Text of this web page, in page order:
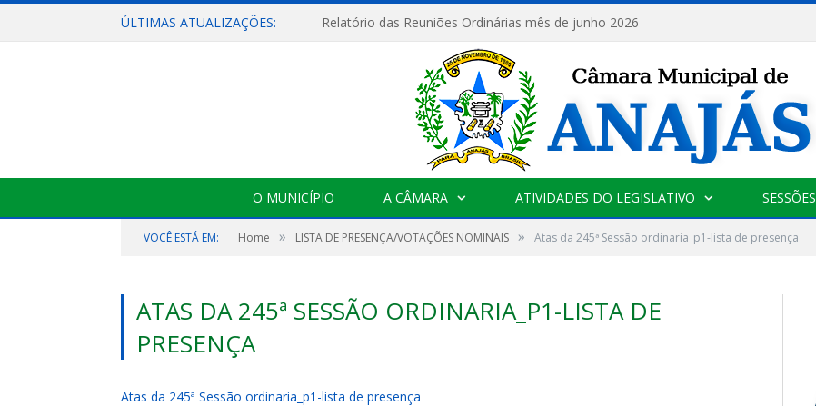
ÚLTIMAS ATUALIZAÇÕES: Relatório das Reuniões Ordinárias mês de junho 2026
O MUNICÍPIO A CÂMARA ATIVIDADES DO LEGISLATIVO SESSÕES
VOCÊ ESTÁ EM: Home » LISTA DE PRESENÇA/VOTAÇÕES NOMINAIS » Atas da 245ª Sessão ordinaria_p1-lista de presença
ATAS DA 245ª SESSÃO ORDINARIA_P1-LISTA DE
PRESENÇA
Atas da 245ª Sessão ordinaria_p1-lista de presença